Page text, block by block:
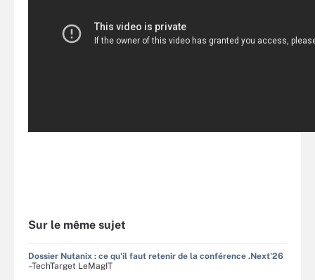
Sur le même sujet
Dossier Nutanix : ce qu'il faut retenir de la conférence .Next'26
–TechTarget LeMagIT